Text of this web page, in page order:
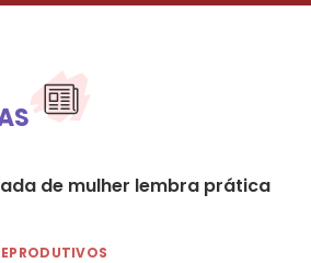
de mulher lembra prática